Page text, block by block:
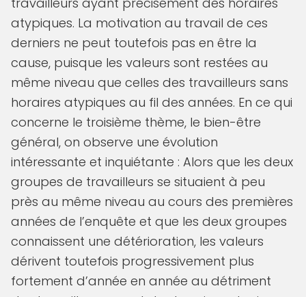
atypiques. La motivation au travail de ces
derniers ne peut toutefois pas en être la
cause, puisque les valeurs sont restées au
même niveau que celles des travailleurs sans
horaires atypiques au fil des années. En ce qui
concerne le troisième thème, le bien-être
général, on observe une évolution
intéressante et inquiétante : Alors que les deux
groupes de travailleurs se situaient à peu
près au même niveau au cours des premières
années de l’enquête et que les deux groupes
connaissent une détérioration, les valeurs
dérivent toutefois progressivement plus
fortement d’année en année au détriment